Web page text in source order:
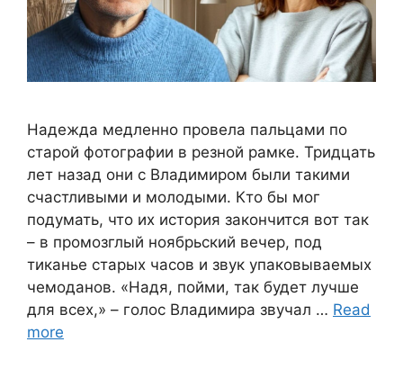
Надежда медленно провела пальцами по
старой фотографии в резной рамке. Тридцать
лет назад они с Владимиром были такими
счастливыми и молодыми. Кто бы мог
подумать, что их история закончится вот так
– в промозглый ноябрьский вечер, под
тиканье старых часов и звук упаковываемых
чемоданов. «Надя, пойми, так будет лучше
для всех,» – голос Владимира звучал … Read
more